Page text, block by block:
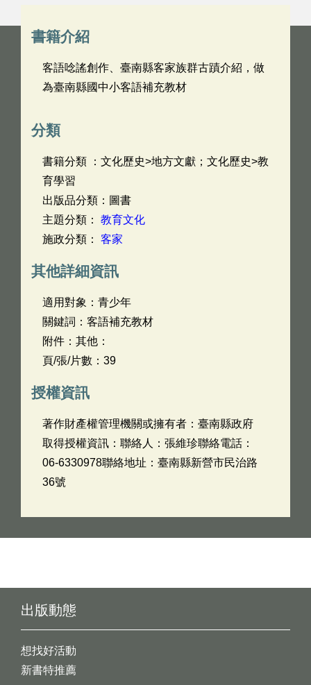
書籍介紹
客語唸謠創作、臺南縣客家族群古蹟介紹，做
為臺南縣國中小客語補充教材
分類
書籍分類 ：文化歷史>地方文獻；文化歷史>教
育學習
出版品分類：圖書
主題分類： 教育文化
施政分類： 客家
其他詳細資訊
適用對象：青少年
關鍵詞：客語補充教材
附件：其他：
頁/張/片數：39
授權資訊
著作財產權管理機關或擁有者：臺南縣政府
取得授權資訊：聯絡人：張維珍聯絡電話：
06-6330978聯絡地址：臺南縣新營市民治路
36號
出版動態
想找好活動
新書特推薦